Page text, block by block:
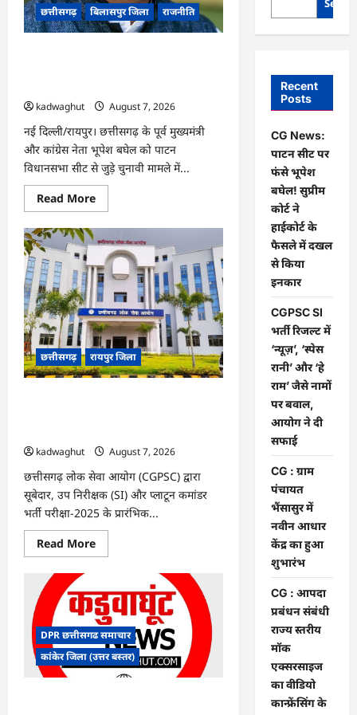
छत्तीसगढ़ बिलासपुर जिला राजनीति
kadwaghut
August 7, 2026
नई दिल्ली/रायपुर। छत्तीसगढ़ के पूर्व मुख्यमंत्री
और कांग्रेस नेता भूपेश बघेल को पाटन
विधानसभा सीट से जुड़े चुनावी मामले में...
Read MoreRead
more
CG
News:
पाटन
सीट
पर
फंसे
भूपेश
बघेल!
सुप्रीम
कोर्ट
ने
हाईकोर्ट
के
फैसले
छत्तीसगढ़ रायपुर जिला
kadwaghut
August 7, 2026
छत्तीसगढ़ लोक सेवा आयोग (CGPSC) द्वारा
सूबेदार, उप निरीक्षक (SI) और प्लाटून कमांडर
भर्ती परीक्षा-2025 के प्रारंभिक...
Read MoreRead
more
SI
भर्ती
रिजल्ट
में
‘न्यूज़’,
‘स्पेस
रानी’
और
DPR छत्तीसगढ समाचार
कांकेर जिला (उत्तर बस्तर)
Recent
Posts
CG News:
पाटन सीट पर
फंसे भूपेश
बघेल! सुप्रीम
कोर्ट ने
हाईकोर्ट के
फैसले में दखल
से किया
इनकार
CGPSC SI
भर्ती रिजल्ट में
‘न्यूज़’, ‘स्पेस
रानी’ और ‘हे
राम’ जैसे नामों
पर बवाल,
आयोग ने दी
सफाई
CG : ग्राम
पंचायत
भैंसासुर में
नवीन आधार
केंद्र का हुआ
शुभारंभ
CG : आपदा
प्रबंधन संबंधी
राज्य स्तरीय
मॉक
एक्सरसाइज
का वीडियो
कान्फ्रेंसिंग के